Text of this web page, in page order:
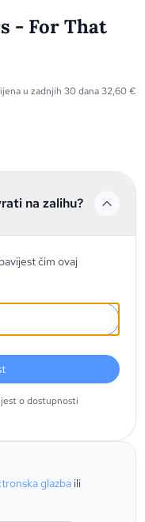
- For That
u zadnjih 30 dana32,60€
na zalihu?
čim ovaj
o dostupnosti
glazba ili